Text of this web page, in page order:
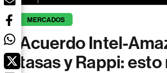
MERCADOS
Acuerdo Intel-
tasas y Rappi: